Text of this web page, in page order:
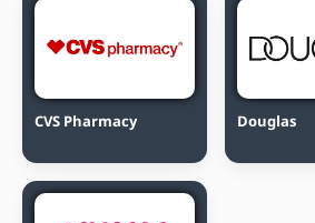
CVS Pharmacy Douglas